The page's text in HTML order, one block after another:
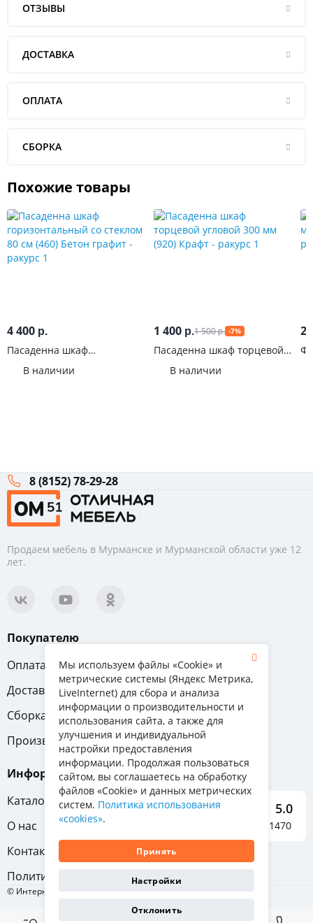
ОТЗЫВЫ
ДОСТАВКА
ОПЛАТА
СБОРКА
Похожие товары
4 400 р.
Пасаденна шкаф
80 см (460) Бетон графит
В наличии
1 400 р.1 500р. -7%
Пасаденна шкаф торцевой
В наличии
2
8 (8152) 78-29-28
Продаем мебель в Мурманске и Мурманской области уже 12
лет.
Покупателю
Оплата
Вопрос-ответ
Доставка
Обмен и возврат
Сборка
Гарантия
Производители
Информация
Каталог мебели
О нас
Контакты
Политика конфиденциальности
5.0
Отзывы о нас 1470
© Интернет-магазин «Отличная мебель», 2011-2026
Мы используем файлы «Cookie» и
метрические системы (Яндекс Метрика,
LiveInternet) для сбора и анализа
информации о производительности и
использования сайта, а также для
улучшения и индивидуальной
настройки предоставления
информации. Продолжая пользоваться
сайтом, вы соглашаетесь на обработку
файлов «Cookie» и данных метрических
систем. Политика использования
«cookies».
Принять
Настройки
Отклонить